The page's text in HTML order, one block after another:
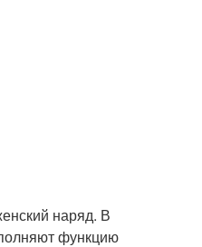
наряд. В
функцию